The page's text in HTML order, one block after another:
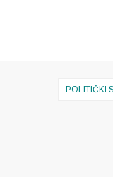
POLITIČKI